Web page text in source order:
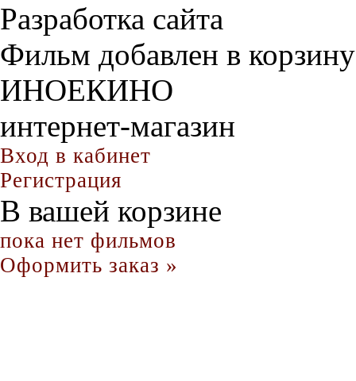
Разработка сайта
Фильм добавлен в корзину
ИНОЕКИНО
интернет-магазин
Вход в кабинет
Регистрация
В вашей корзине
пока нет фильмов
Оформить заказ »